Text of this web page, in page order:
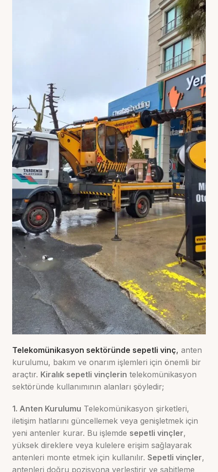
Telekomünikasyon sektöründe sepetli vinç, anten
kurulumu, bakım ve onarım işlemleri için önemli bir
araçtır. Kiralık sepetli vinçlerin telekomünikasyon
sektöründe kullanımının alanları şöyledir;
1. Anten Kurulumu Telekomünikasyon şirketleri,
iletişim hatlarını güncellemek veya genişletmek için
yeni antenler kurar. Bu işlemde sepetli vinçler,
yüksek direklere veya kulelere erişim sağlayarak
antenleri monte etmek için kullanılır. Sepetli vinçler,
antenleri doğru pozisyona yerleştirir ve sabitleme